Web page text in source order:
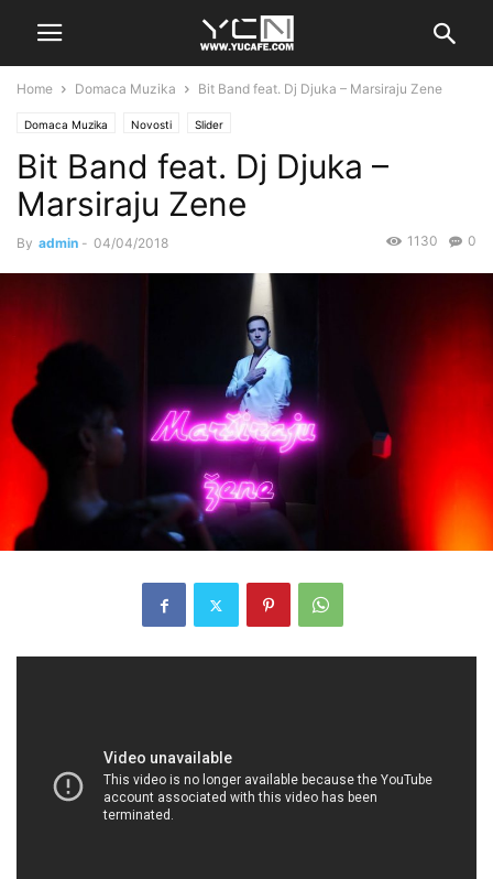
Home Domaca Muzika Bit Band feat. Dj Djuka – Marsiraju Zene
Domaca Muzika Novosti Slider
Bit Band feat. Dj Djuka –
Marsiraju Zene
By admin - 04/04/2018 0
1130